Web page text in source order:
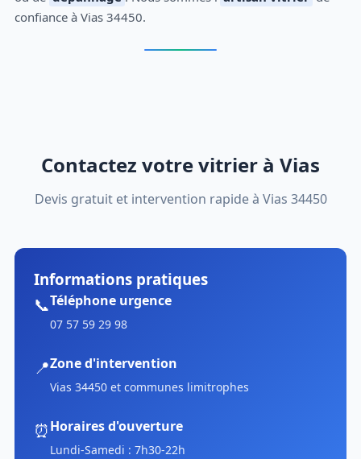
confiance à Vias 34450.
Contactez votre vitrier à Vias
Devis gratuit et intervention rapide à Vias 34450
Informations pratiques
📞Téléphone urgence
07 57 59 29 98
📍Zone d'intervention
Vias 34450 et communes limitrophes
⏰Horaires d'ouverture
Lundi-Samedi : 7h30-22h